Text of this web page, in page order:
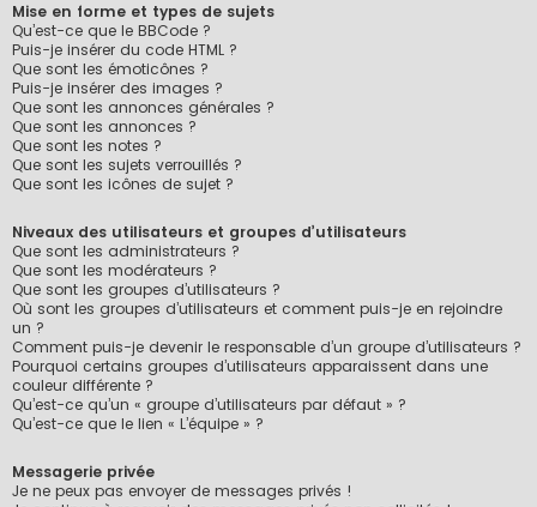
Mise en forme et types de sujets
Qu’est-ce que le BBCode ?
Puis-je insérer du code HTML ?
Que sont les émoticônes ?
Puis-je insérer des images ?
Que sont les annonces générales ?
Que sont les annonces ?
Que sont les notes ?
Que sont les sujets verrouillés ?
Que sont les icônes de sujet ?
Niveaux des utilisateurs et groupes d’utilisateurs
Que sont les administrateurs ?
Que sont les modérateurs ?
Que sont les groupes d’utilisateurs ?
Où sont les groupes d’utilisateurs et comment puis-je en rejoindre
un ?
Comment puis-je devenir le responsable d’un groupe d’utilisateurs ?
Pourquoi certains groupes d’utilisateurs apparaissent dans une
couleur différente ?
Qu’est-ce qu’un « groupe d’utilisateurs par défaut » ?
Qu’est-ce que le lien « L’équipe » ?
Messagerie privée
Je ne peux pas envoyer de messages privés !